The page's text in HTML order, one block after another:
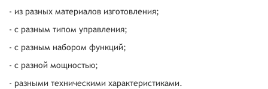
- из разных материалов изготовления;
- с разным типом управления;
- с разным набором функций;
- с разной мощностью;
- разными техническими характеристиками.